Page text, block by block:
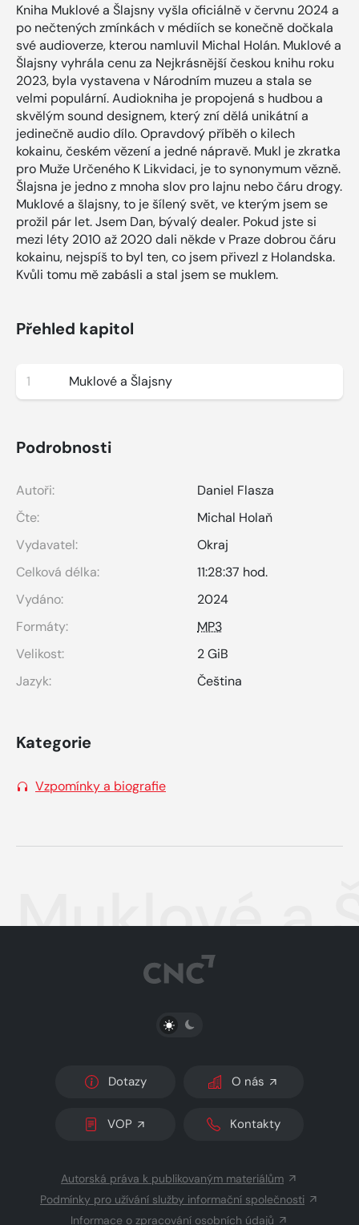
Kniha Muklové a Šlajsny vyšla oficiálně v červnu 2024 a
po nečtených zmínkách v médiích se konečně dočkala
své audioverze, kterou namluvil Michal Holán. Muklové a
Šlajsny vyhrála cenu za Nejkrásnější českou knihu roku
2023, byla vystavena v Národním muzeu a stala se
velmi populární. Audiokniha je propojená s hudbou a
skvělým sound designem, který zní dělá unikátní a
jedinečně audio dílo. Opravdový příběh o kilech
kokainu, českém vězení a jedné nápravě. Mukl je zkratka
pro Muže Určeného K Likvidaci, je to synonymum vězně.
Šlajsna je jedno z mnoha slov pro lajnu nebo čáru drogy.
Muklové a šlajsny, to je šílený svět, ve kterým jsem se
prožil pár let. Jsem Dan, bývalý dealer. Pokud jste si
mezi léty 2010 až 2020 dali někde v Praze dobrou čáru
kokainu, nejspíš to byl ten, co jsem přivezl z Holandska.
Kvůli tomu mě zabásli a stal jsem se muklem.
Přehled kapitol
1 Muklové a Šlajsny
Podrobnosti
Autoři:
Daniel Flasza
Čte:
Michal Holaň
Vydavatel:
Okraj
Celková délka:
11:28:37 hod.
Vydáno:
2024
Formáty:
MP3
Velikost:
2 GiB
Jazyk:
Čeština
Kategorie
Vzpomínky a biografie
Muklové a
PŘEPNOUT SVĚTLÝ/TMAVÝ REŽIM
Dotazy O nás
VOP Kontakty
Autorská práva k publikovaným materiálům
Podmínky pro užívání služby informační společnosti
Informace o zpracování osobních údajů